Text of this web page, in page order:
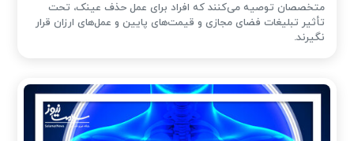
متخصصان توصیه می‌کنند که افراد برای عمل حذف عینک، تحت
تأثیر تبلیغات فضای مجازی و قیمت‌های پایین و عمل‌های ارزان قرار
نگیرند.